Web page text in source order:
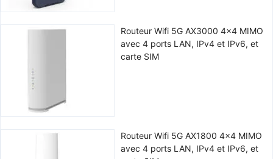
Routeur Wifi 5G AX3000 4x4 MIMO
avec 4 ports LAN, IPv4 et IPv6, et
carte SIM
Routeur Wifi 5G AX1800 4x4 MIMO
avec 4 ports LAN, IPv4 et IPv6, et